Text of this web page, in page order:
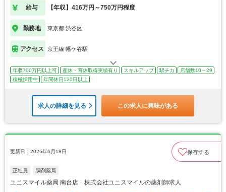
給与 【年収】416万円～750万円程度
勤務地 東京都 渋谷区
アクセス 京王線 幡ケ谷駅
年収700万円以上可 産休・育休取得実績有り スキルアップ 駅チカ
店舗数10～29
積極採用中
年間休日120日以上
求人の詳細を見る この求人に興味がある
更新日：2026年6月18日 保存する
正社員 調剤薬局
ユニスマイル薬局 南台店 株式会社ユニスマイルの薬剤師求人